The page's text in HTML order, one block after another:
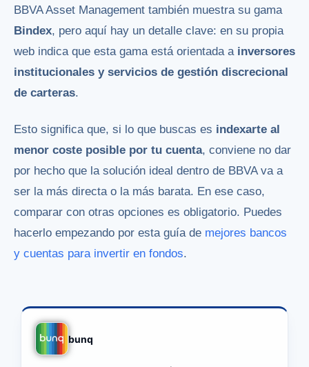
BBVA Asset Management también muestra su gama
Bindex, pero aquí hay un detalle clave: en su propia
web indica que esta gama está orientada a inversores
institucionales y servicios de gestión discrecional
de carteras.
Esto significa que, si lo que buscas es indexarte al
menor coste posible por tu cuenta, conviene no dar
por hecho que la solución ideal dentro de BBVA va a
ser la más directa o la más barata. En ese caso,
comparar con otras opciones es obligatorio. Puedes
hacerlo empezando por esta guía de mejores bancos
y cuentas para invertir en fondos.
bunq